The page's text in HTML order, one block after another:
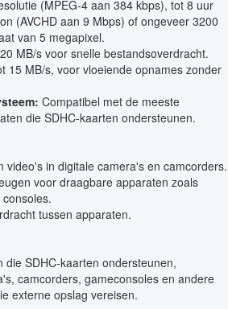
(MPEG-4 aan 384 kbps), tot 8 uur
(AVCHD aan 9 Mbps) of ongeveer 3200
van 5 megapixel.
MB/s voor snelle bestandsoverdracht.
15 MB/s, voor vloeiende opnames zonder
Compatibel met de meeste
die SDHC-kaarten ondersteunen.
video's in digitale camera's en camcorders.
voor draagbare apparaten zoals
tussen apparaten.
SDHC-kaarten ondersteunen,
camcorders, gameconsoles en andere
externe opslag vereisen.